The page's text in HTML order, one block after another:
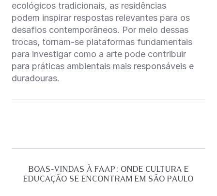
ecológicos tradicionais, as residências
podem inspirar respostas relevantes para os
desafios contemporâneos. Por meio dessas
trocas, tornam-se plataformas fundamentais
para investigar como a arte pode contribuir
para práticas ambientais mais responsáveis e
duradouras.
BOAS-VINDAS À FAAP: ONDE CULTURA E
EDUCAÇÃO SE ENCONTRAM EM SÃO PAULO